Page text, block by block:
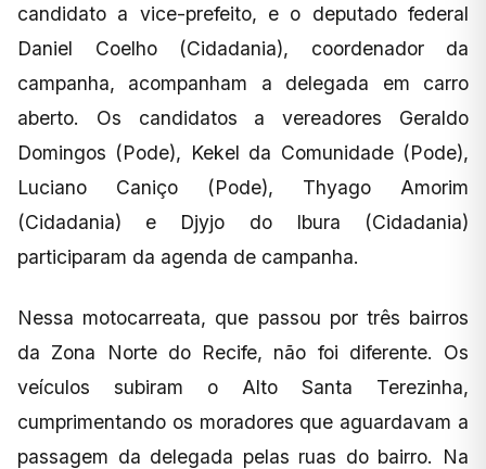
candidato a vice-prefeito, e o deputado federal
Daniel Coelho (Cidadania), coordenador da
campanha, acompanham a delegada em carro
aberto. Os candidatos a vereadores Geraldo
Domingos (Pode), Kekel da Comunidade (Pode),
Luciano Caniço (Pode), Thyago Amorim
(Cidadania) e Djyjo do Ibura (Cidadania)
participaram da agenda de campanha.
Nessa motocarreata, que passou por três bairros
da Zona Norte do Recife, não foi diferente. Os
veículos subiram o Alto Santa Terezinha,
cumprimentando os moradores que aguardavam a
passagem da delegada pelas ruas do bairro. Na